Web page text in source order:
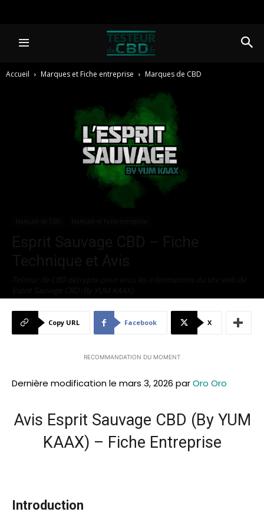
Accueil Marques et Fiche entreprise Marques de CBD
Copy URL
Facebook X
RECOMMANDATION DU MOMENT
Dernière modification le mars 3, 2026 parOro Oro
Avis Esprit Sauvage CBD (By YUM
KAAX) – Fiche Entreprise
Introduction